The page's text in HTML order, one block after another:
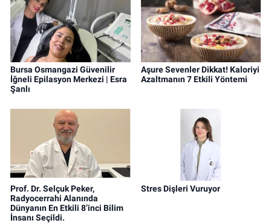
Bursa Osmangazi Güvenilir
İğneli Epilasyon Merkezi | Esra
Şanlı
Aşure Sevenler Dikkat! Kaloriyi
Azaltmanın 7 Etkili Yöntemi
Prof. Dr. Selçuk Peker,
Radyocerrahi Alanında
Dünyanın En Etkili 8’inci Bilim
İnsanı Seçildi.
Stres Dişleri Vuruyor